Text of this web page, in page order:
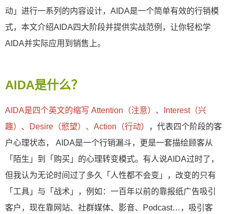
动」进行一系列的内容设计，AIDA是一个简单有效的行销模
式，本文介绍AIDA四大阶段并提供实战范例，让你轻松学
AIDA并实际应用到销售上。
AIDA是什么？
AIDA是四个英文的缩写 Attention（注意）、Interest（兴
趣）、Desire（慾望）、Action（行动）
，代表四个阶段的客
户心理状态， AIDA是一个行销漏斗，更是一套描绘顾客从
「陌生」到「购买」的心理转变模式。有人说AIDA过时了，
但我认为无论时间过了多久「人性都不会变」，改变的只有
「工具」与「战术」，例如：一百年以前的靠报纸广告吸引
客户，现在靠网站、社群媒体、影音、Podcast…，吸引客